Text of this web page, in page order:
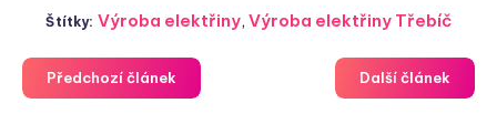
Štítky: Výroba elektřiny, Výroba elektřiny Třebíč
Předchozí článek Další článek